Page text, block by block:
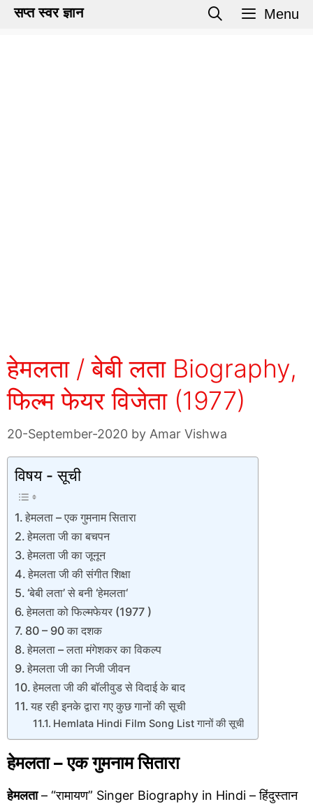
Skipसप्त स्वर ज्ञान Menu
हेमलता / बेबी लता Biography,
फिल्म फेयर विजेता (1977)
20-September-2020 by Amar Vishwa
विषय - सूची
हेमलता – एक गुमनाम सितारा
हेमलता जी का बचपन
हेमलता जी का जूनून
हेमलता जी की संगीत शिक्षा
‘बेबी लता’ से बनी ‘हेमलता‘
हेमलता को फिल्मफेयर (1977 )
80 – 90 का दशक
हेमलता – लता मंगेशकर का विकल्प
हेमलता जी का निजी जीवन
हेमलता जी की बॉलीवुड से विदाई के बाद
यह रही इनके द्वारा गए कुछ गानों की सूची
Hemlata Hindi Film Song List गानों की सूची
हेमलता – एक गुमनाम सितारा
हेमलता– “रामायण” Singer Biography in Hindi – हिंदुस्तान